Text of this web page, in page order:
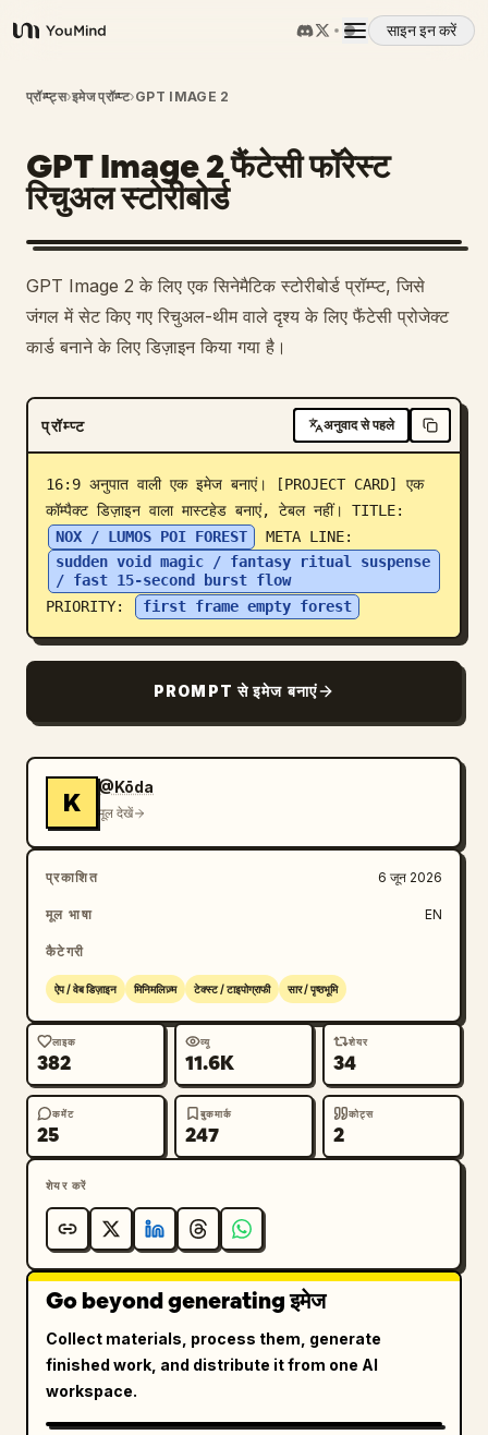
YouMind
साइन इन करें
अवलोकन
उपयोग के मामले
कौशल
प्रॉम्प्ट
डाउनलोड
ब्लॉग
अपडेट
प्रॉम्प्ट्स›इमेज प्रॉम्प्ट›GPT IMAGE 2
GPT Image 2 फैंटेसी फॉरेस्ट
रिचुअल स्टोरीबोर्ड
GPT Image 2 के लिए एक सिनेमैटिक स्टोरीबोर्ड प्रॉम्प्ट, जिसे
जंगल में सेट किए गए रिचुअल-थीम वाले दृश्य के लिए फैंटेसी प्रोजेक्ट
कार्ड बनाने के लिए डिज़ाइन किया गया है।
प्रॉम्प्ट अनुवाद से पहले
16:9 अनुपात वाली एक इमेज बनाएं। [PROJECT CARD] एक
कॉम्पैक्ट डिज़ाइन वाला मास्टहेड बनाएं, टेबल नहीं। TITLE:
NOX / LUMOS POI FOREST
META LINE:
sudden void magic / fantasy ritual suspense
/ fast 15-second burst flow
PRIORITY:
first frame empty forest
PROMPT से इमेज बनाएं
K
@Kōda
मूल देखें
प्रकाशित 6 जून 2026
मूल भाषा EN
कैटेगरी
ऐप / वेब डिज़ाइन मिनिमलिज़्म टेक्स्ट / टाइपोग्राफी सार / पृष्ठभूमि
लाइक
382
व्यू
11.6K
शेयर
34
कमेंट
25
बुकमार्क
247
कोट्स
2
शेयर करें
Go beyond generating इमेज
Collect materials, process them, generate
finished work, and distribute it from one AI
workspace.